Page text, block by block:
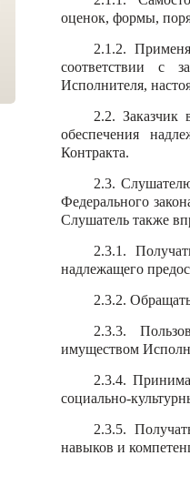
оценок, формы,
2.1.2.
соответствии с
Исполнителя,
2.2. Заказчик
обеспечения
Контракта.
2.3.
Федерального
Слушатель также
2.3.1.
надлежащего
2.3.2.
2.3.3.
имуществом
2.3.4.
социально-
2.3.5.
навыков и